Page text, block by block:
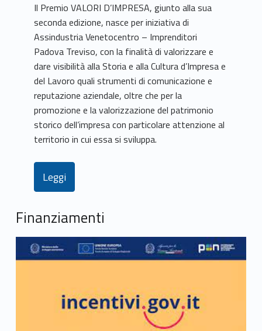
Il Premio VALORI D’IMPRESA, giunto alla sua
seconda edizione, nasce per iniziativa di
Assindustria Venetocentro – Imprenditori
Padova Treviso, con la finalità di valorizzare e
dare visibilità alla Storia e alla Cultura d’Impresa e
del Lavoro quali strumenti di comunicazione e
reputazione aziendale, oltre che per la
promozione e la valorizzazione del patrimonio
storico dell’impresa con particolare attenzione al
territorio in cui essa si sviluppa.
Leggi
Finanziamenti